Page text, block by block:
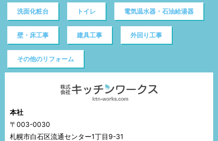
洗面化粧台 トイレ 電気温水器・石油給湯器
壁・床工事 建具工事 外回り工事
その他のリフォーム
本社
〒003-0030
札幌市白石区流通センター1丁目9-31